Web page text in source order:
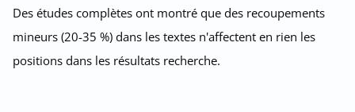
Des études complètes ont montré que des recoupements
mineurs (20-35 %) dans les textes n'affectent en rien les
positions dans les résultats recherche.